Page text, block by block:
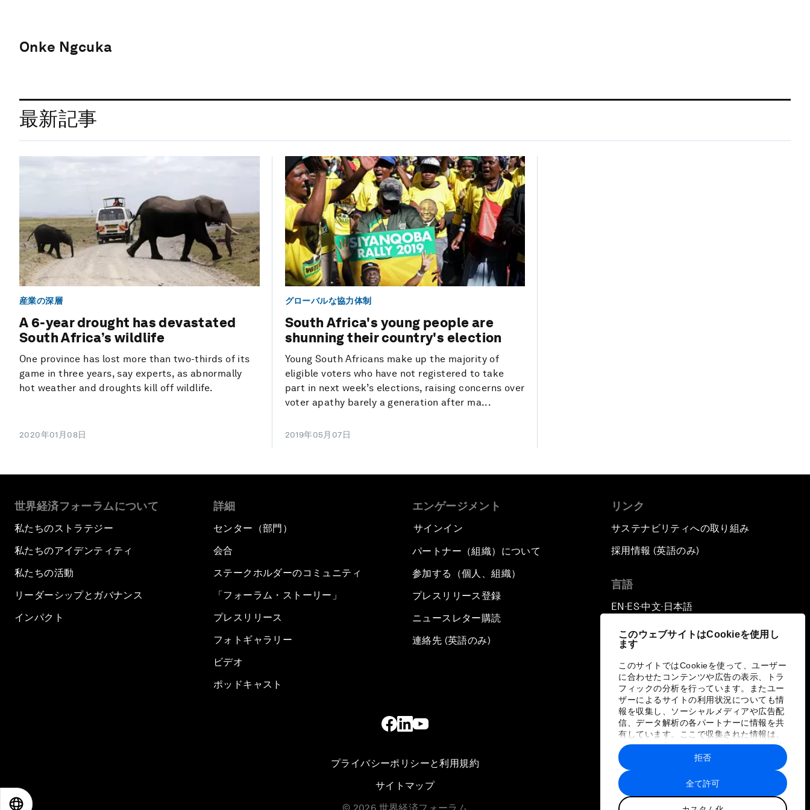
このウェブサイトはCookieを使用し
ます
このサイトではCookieを使って、ユーザー
に合わせたコンテンツや広告の表示、トラ
フィックの分析を行っています。またユー
ザーによるサイトの利用状況についても情
報を収集し、ソーシャルメディアや広告配
信、データ解析の各パートナーに情報を共
有しています。ここで収集された情報は、
ユーザーが各パートナーに提供した他の情
報や各パートナーのサービスを使用した際
に収集された情報と組み合わされ、各パー
トナーによって使用されることがありま
す。
全て許可
拒否
Onke Ngcuka
最新記事
産業の深層
A 6-year drought has devastated
South Africa’s wildlife
One province has lost more than two-thirds of its
game in three years, say experts, as abnormally
hot weather and droughts kill off wildlife.
2020年01月08日
グローバルな協力体制
South Africa's young people are
shunning their country's election
Young South Africans make up the majority of
eligible voters who have not registered to take
part in next week’s elections, raising concerns over
voter apathy barely a generation after ma...
2019年05月07日
世界経済フォーラムについて
私たちのストラテジー
私たちのアイデンティティ
私たちの活動
リーダーシップとガバナンス
インパクト
詳細
センター（部門）
会合
ステークホルダーのコミュニティ
「フォーラム・ストーリー」
プレスリリース
フォトギャラリー
ビデオ
ポッドキャスト
エンゲージメント
サインイン
パートナー（組織）について
参加する（個人、組織）
プレスリリース登録
ニュースレター購読
連絡先 (英語のみ)
リンク
サステナビリティへの取り組み
採用情報 (英語のみ)
言語
EN ▪ ES▪中文▪ 日本語
プライバシーポリシーと利用規約
サイトマップ